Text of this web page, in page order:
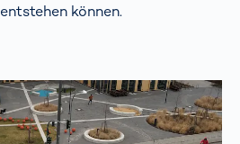
können.